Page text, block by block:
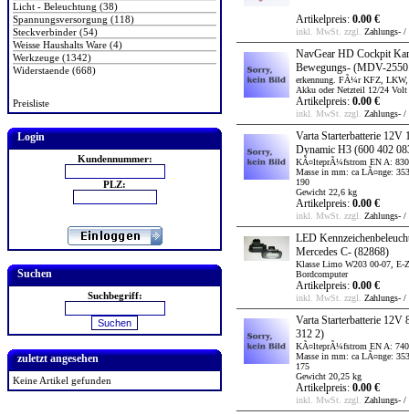
Licht - Beleuchtung (38)
Spannungsversorgung (118)
Steckverbinder (54)
Weisse Haushalts Ware (4)
Werkzeuge (1342)
Widerstaende (668)
Preisliste
Login
Kundennummer:
PLZ:
Suchen
Suchbegriff:
zuletzt angesehen
Keine Artikel gefunden
Artikelpreis: 0.00 €
inkl. MwSt. zzgl. Zahlungs- /
NavGear HD Cockpit
Bewegungs- (MDV-
erkennung. FÃ¼r KFZ,
Akku oder Netzteil 12/24 Volt
Artikelpreis: 0.00 €
inkl. MwSt. zzgl. Zahlungs- /
Varta Starterbatterie 12V
Dynamic H3 (600 402
KÃ¤lteprÃ¼fstrom EN A:
Masse in mm: ca LÃ¤nge:
190
Gewicht 22,6 kg
Artikelpreis: 0.00 €
inkl. MwSt. zzgl. Zahlungs- /
LED
Mercedes C- (82868)
Klasse Limo W203 00-07, E-
Bordcomputer
Artikelpreis: 0.00 €
inkl. MwSt. zzgl. Zahlungs- /
Varta Starterbatterie 12V
312 2)
KÃ¤lteprÃ¼fstrom EN A:
Masse in mm: ca LÃ¤nge:
175
Gewicht 20,25 kg
Artikelpreis: 0.00 €
inkl. MwSt. zzgl. Zahlungs- /